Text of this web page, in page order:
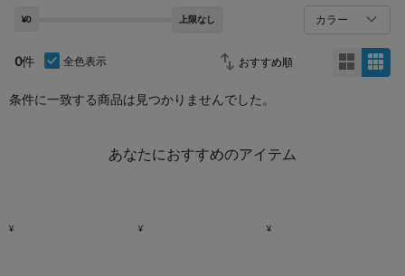
¥0 上限なし カラー
0件 全色表示
条件に一致する商品は見つかりませんでした。
あなたにおすすめのアイテム